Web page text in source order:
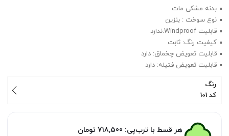
بدنه مشکی مات
نوع سوخت : بنزین
قابلیت Windproof:ندارد
کیفیت رنگ: ثابت
قابلیت تعویض چخماق: دارد
قابلیت تعویض فتیله: دارد
رنگ
کد 101
هر قسط با ترب‌پی: 718,500 تومان